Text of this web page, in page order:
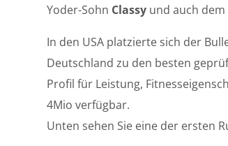
Yoder-Sohn Classy und auch
In den USA platzierte sich der
Deutschland zu den besten
Profil für Leistung,
4Mio verfügbar.
Unten sehen Sie eine der ersten